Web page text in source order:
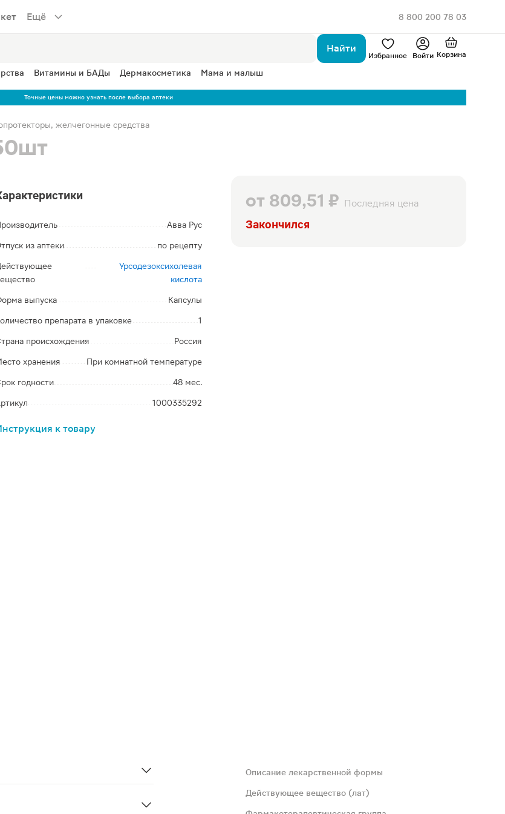
Ещё 8 800 200 78 03
Найти
Избранное Войти Корзина
Витамины и БАДы Дермакосметика Мама и малыш
Точные цены можно узнать после выбора аптеки
желчегонные средства
от 809,51 ₽ Последняя цена
Закончился
Авва Рус
из аптеки по рецепту
Урсодезоксихолевая
кислота
выпуска Капсулы
препарата в упаковке 1
происхождения Россия
хранения При комнатной температуре
годности 48 мес.
1000335292
к товару
крышечкой; содержимое капсул - гранулированный порошок белого или почти белого цвета.
Описание лекарственной формы
Действующее вещество (лат)